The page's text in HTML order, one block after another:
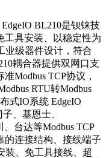
BL210是钡铼技
工具安装、以稳定性为
业级器件设计，符合
耦合器提供双网口支
Modbus TCP协议，
RTU转Modbus
式IO系统 EdgeIO
、基恩士、
、台达等Modbus TCP
的连接结构、接线端子
装、免工具接线、超